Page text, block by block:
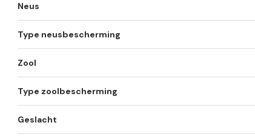
Neus
Type neusbescherming
Zool
Type zoolbescherming
Geslacht